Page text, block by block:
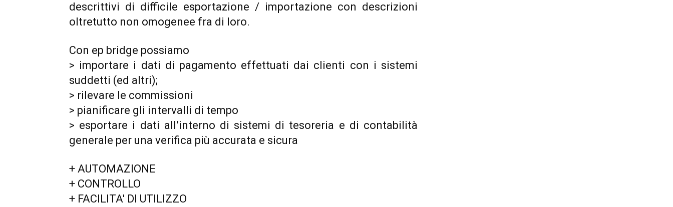
descrittivi di difficile esportazione / importazione con descrizioni
oltretutto non omogenee fra di loro.
Con ep bridge possiamo
> importare i dati di pagamento effettuati dai clienti con i sistemi
suddetti (ed altri);
> rilevare le commissioni
> pianificare gli intervalli di tempo
> esportare i dati all’interno di sistemi di tesoreria e di contabilità
generale per una verifica più accurata e sicura
+ AUTOMAZIONE
+ CONTROLLO
+ FACILITA' DI UTILIZZO